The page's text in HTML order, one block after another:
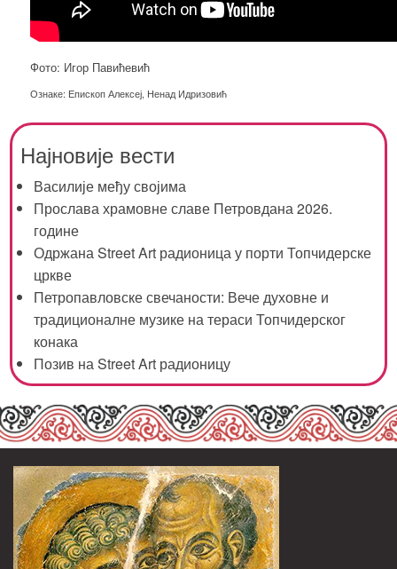
Фото: Игор Павићевић
Ознаке: Епископ Алексеј, Ненад Идризовић
Најновије вести
Василије међу својима
Прослава храмовне славе Петровдана 2026.
године
Одржана Street Art радионица у порти Топчидерске
цркве
Петропавловске свечаности: Вече духовне и
традиционалне музике на тераси Топчидерског
конака
Позив на Street Art радионицу